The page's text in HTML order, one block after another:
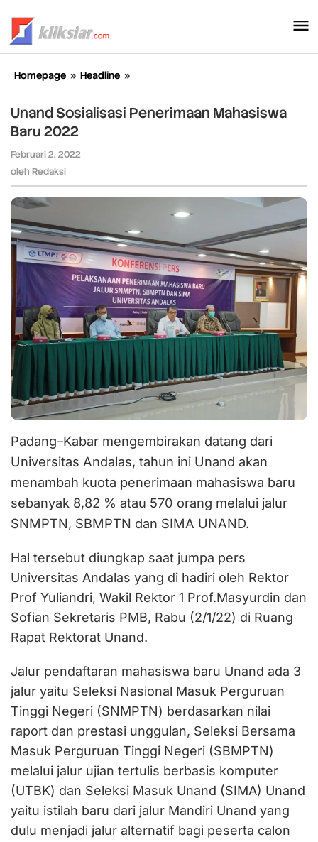
konten
Homepage » Headline »
Penerimaan
Mahasiswa
Unand Sosialisasi Penerimaan Mahasiswa
Baru 2022
Februari 2, 2022
oleh Redaksi
Padang–Kabar mengembirakan datang dari
Universitas Andalas, tahun ini Unand akan
menambah kuota penerimaan mahasiswa baru
sebanyak 8,82 % atau 570 orang melalui jalur
SNMPTN, SBMPTN dan SIMA UNAND.
Hal tersebut diungkap saat jumpa pers
Universitas Andalas yang di hadiri oleh Rektor
Prof Yuliandri, Wakil Rektor 1 Prof.Masyurdin dan
Sofian Sekretaris PMB, Rabu (2/1/22) di Ruang
Rapat Rektorat Unand.
Jalur pendaftaran mahasiswa baru Unand ada 3
jalur yaitu Seleksi Nasional Masuk Perguruan
Tinggi Negeri (SNMPTN) berdasarkan nilai
raport dan prestasi unggulan, Seleksi Bersama
Masuk Perguruan Tinggi Negeri (SBMPTN)
melalui jalur ujian tertulis berbasis komputer
(UTBK) dan Seleksi Masuk Unand (SIMA) Unand
yaitu istilah baru dari jalur Mandiri Unand yang
dulu menjadi jalur alternatif bagi peserta calon